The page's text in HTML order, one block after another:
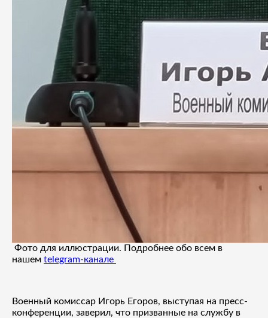
Фото для иллюстрации. Подробнее обо всем в
нашем telegram-канале
Военный комиссар Игорь Егоров, выступая на пресс-
конференции, заверил, что призванные на службу в